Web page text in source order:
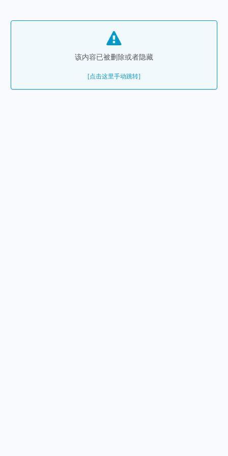
该内容已被删除或者隐藏
[点击这里手动跳转]